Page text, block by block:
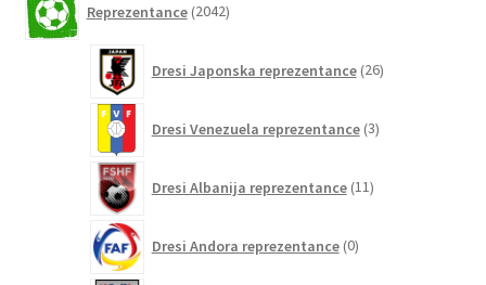
Reprezentance 2042izdelkov
Dresi Japonska reprezentance 26izdelkov
Dresi Venezuela reprezentance 3izdelki
Dresi Albanija reprezentance 11izdelkov
Dresi Andora reprezentance 0izdelkov